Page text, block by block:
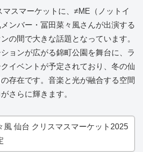
スマーケットに、≠ME（ノットイ
ンバー・冨田菜々風さんが出演する
の間で大きな話題となっています。
ョンが広がる錦町公園を舞台に、ラ
イベントが予定されており、冬の仙
存在です。音楽と光が融合する空間
さらに輝きます。
風 仙台 クリスマスマーケット2025